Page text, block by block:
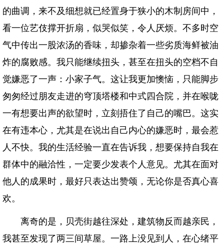
的曲调，来不及细想就已经置身于狭小的木制房间中，
看一位艺伎撑开折扇，似哭似笑，令人厌烦。不多时空
气中传出一股浓汤的香味，却掺杂着一些劣质海鲜被油
炸的腐败感。我只能继续扭头，甚至在扭头的空档不自
觉嫌恶了一声：小家子气。这让我更加懊恼，只能脚步
匆匆经过朋友走进的穹顶塔楼和中式四合院，并在喉咙
一有想要出声的欲望时，立刻捂住了自己的嘴巴。这实
在有违本心，尤其是在说出自己内心的嫌恶时，最会惹
人不快。我的生活经验一直在告诉我，想要保持自我在
群体中的融洽性，一定要少发表个人意见。尤其在面对
他人的成果时，最好只表达出赞颂，无论你是否真心喜
欢。
离奇的是，贝壳街越往深处，建筑物反而越亲民，
我甚至发现了两三间草屋。一路上没见到人，在心绪平